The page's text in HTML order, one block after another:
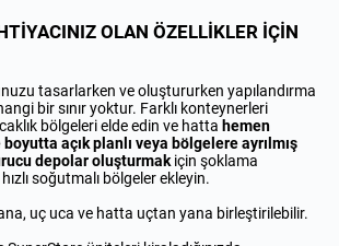
OLAN ÖZELLİKLER İÇİN
tasarlarken ve oluştururken yapılandırma
bir sınır yoktur. Farklı konteynerleri
bölgeleri elde edin ve hatta hemen
açık planlı veya bölgelere ayrılmış
depolar oluşturmak için şoklama
soğutmalı bölgeler ekleyin.
uç uca ve hatta uçtan yana birleştirilebilir.